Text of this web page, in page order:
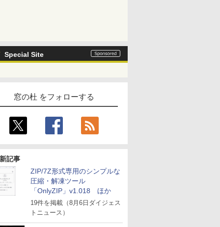
Special Site
窓の杜 をフォローする
記事
ZIP/7Z形式専用のシンプルな
圧縮・解凍ツール
「OnlyZIP」v1.018 ほか
19件を掲載（8月6日ダイジェス
トニュース）